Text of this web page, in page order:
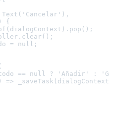
{
= null;
== null ? 'Añadir' :
=>